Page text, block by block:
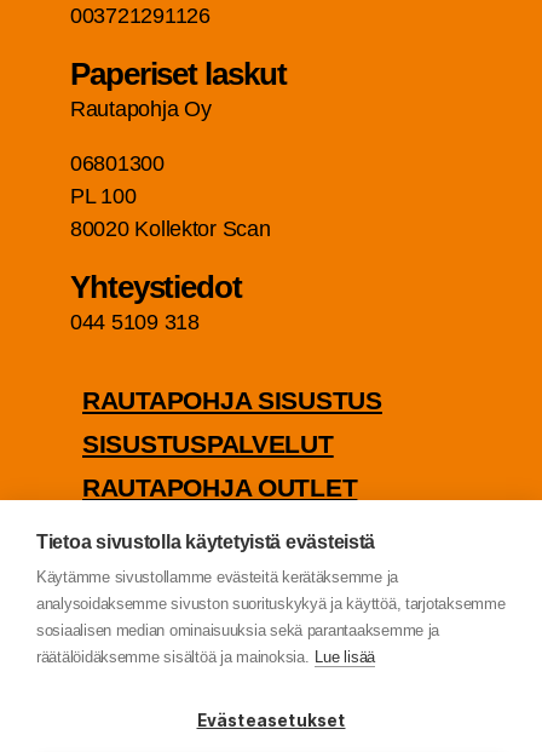
003721291126
Pape­ri­set laskut
Rau­ta­poh­ja Oy
06801300
PL 100
80020 Kol­lek­tor Scan
Yhteys­tie­dot
044 5109 318
RAU­TA­POH­JA SISUSTUS
SISUS­TUS­PAL­VE­LUT
RAU­TA­POH­JA OUTLET
PUU­TA­VA­RA­KAUP­PA
TIE­TO­SUO­JA­SE­LOS­TE
© Rau­ta­poh­ja Oy (2022)
Tietoa sivustolla käytetyistä evästeistä
Käytämme sivustollamme evästeitä kerätäksemme ja
analysoidaksemme sivuston suorituskykyä ja käyttöä, tarjotaksemme
sosiaalisen median ominaisuuksia sekä parantaaksemme ja
räätälöidäksemme sisältöä ja mainoksia. Lue lisää
Evästeasetukset